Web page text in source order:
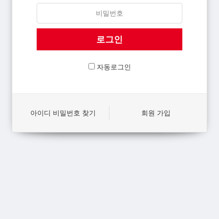
자동로그인
아이디 비밀번호 찾기 회원 가입